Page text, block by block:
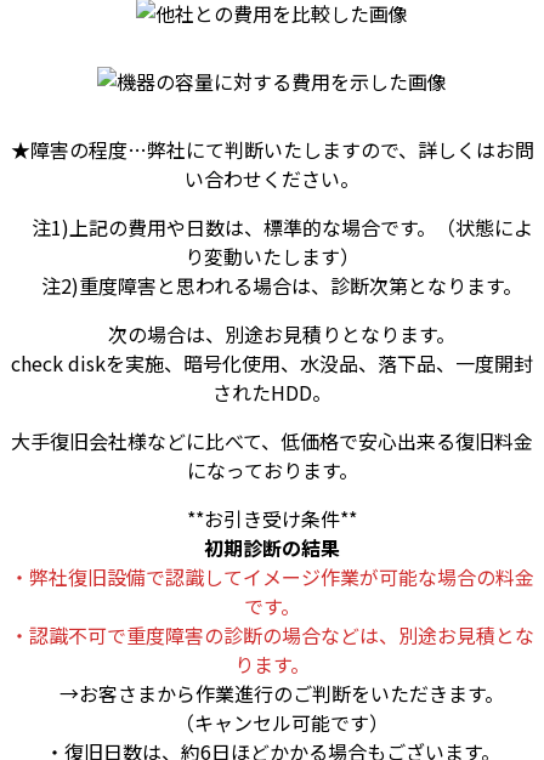
★障害の程度…弊社にて判断いたしますので、詳しくはお問
い合わせください。
注1)上記の費用や日数は、標準的な場合です。（状態によ
り変動いたします）
注2)重度障害と思われる場合は、診断次第となります。
次の場合は、別途お見積りとなります。
check diskを実施、暗号化使用、水没品、落下品、一度開封
されたHDD。
大手復旧会社様などに比べて、低価格で安心出来る復旧料金
になっております。
**お引き受け条件**
初期診断の結果
・弊社復旧設備で認識してイメージ作業が可能な場合の料金
です。
・認識不可で重度障害の診断の場合などは、別途お見積とな
ります。
→お客さまから作業進行のご判断をいただきます。
（キャンセル可能です）
・復旧日数は、約6日ほどかかる場合もございます。